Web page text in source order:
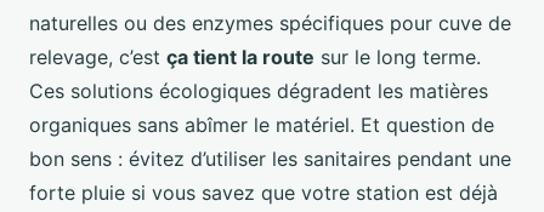
naturelles ou des enzymes spécifiques pour cuve de
relevage, c’est ça tient la route sur le long terme.
Ces solutions écologiques dégradent les matières
organiques sans abîmer le matériel. Et question de
bon sens : évitez d’utiliser les sanitaires pendant une
forte pluie si vous savez que votre station est déjà